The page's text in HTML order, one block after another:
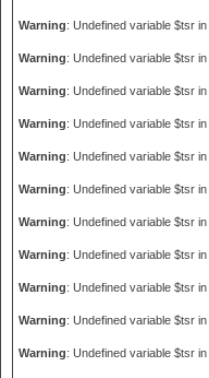
Warning: Undefined variable $tsr in
Warning: Undefined variable $tsr in
Warning: Undefined variable $tsr in
Warning: Undefined variable $tsr in
Warning: Undefined variable $tsr in
Warning: Undefined variable $tsr in
Warning: Undefined variable $tsr in
Warning: Undefined variable $tsr in
Warning: Undefined variable $tsr in
Warning: Undefined variable $tsr in
Warning: Undefined variable $tsr in